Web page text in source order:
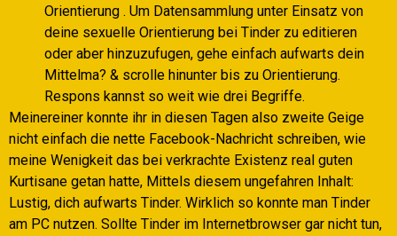
Orientierung . Um Datensammlung unter Einsatz von
deine sexuelle Orientierung bei Tinder zu editieren
oder aber hinzuzufugen, gehe einfach aufwarts dein
Mittelma? & scrolle hinunter bis zu Orientierung.
Respons kannst so weit wie drei Begriffe.
Meinereiner konnte ihr in diesen Tagen also zweite Geige
nicht einfach die nette Facebook-Nachricht schreiben, wie
meine Wenigkeit das bei verkrachte Existenz real guten
Kurtisane getan hatte, Mittels diesem ungefahren Inhalt:
Lustig, dich aufwarts Tinder. Wirklich so konnte man Tinder
am PC nutzen. Sollte Tinder im Internetbrowser gar nicht tun,